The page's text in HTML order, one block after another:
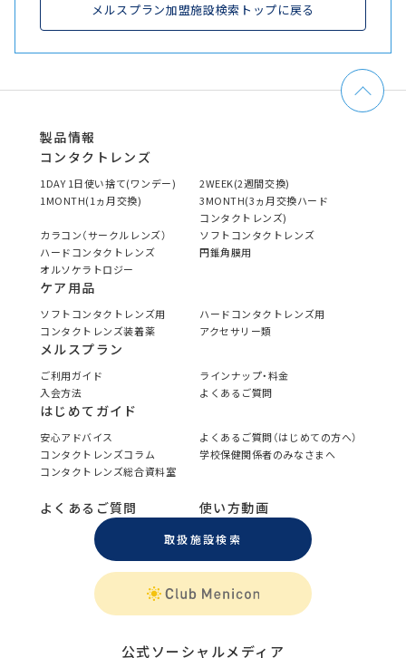
メルスプラン加盟施設検索トップに戻る
製品情報
コンタクトレンズ
1DAY 1日使い捨て(ワンデー)
2WEEK(2週間交換)
1MONTH(1ヵ月交換)
3MONTH(3ヵ月交換ハード
コンタクトレンズ)
カラコン（サークルレンズ）
ソフトコンタクトレンズ
ハードコンタクトレンズ
円錐角膜用
オルソケラトロジー
ケア用品
ソフトコンタクトレンズ用
ハードコンタクトレンズ用
コンタクトレンズ装着薬
アクセサリー類
メルスプラン
ご利用ガイド
ラインナップ・料金
入会方法
よくあるご質問
はじめてガイド
安心アドバイス
よくあるご質問（はじめての方へ）
コンタクトレンズコラム
学校保健関係者のみなさまへ
コンタクトレンズ総合資料室
よくあるご質問 使い方動画
取扱施設検索
公式ソーシャルメディア